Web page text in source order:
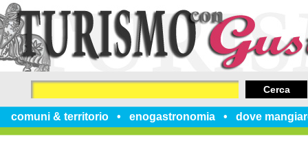
comuni & territorio enogastronomia dove
Cerca